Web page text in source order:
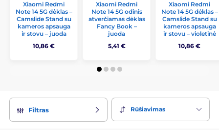
Xiaomi Redmi
Note 14 5G dėklas –
Camslide Stand su
kameros apsauga
ir stovu – juoda
10,86 €
Xiaomi Redmi
Note 14 5G odinis
atverčiamas dėklas
Fancy Book –
juoda
5,41 €
Xiaomi Redmi
Note 14 5G dėklas –
Camslide Stand su
kameros apsauga
ir stovu – violetinė
10,86 €
Filtras Rūšiavimas